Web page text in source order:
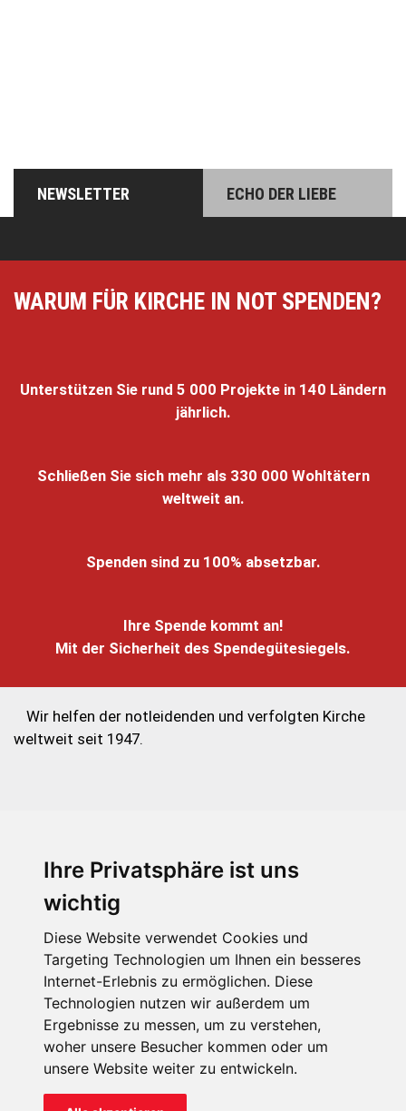
Ihre Privatsphäre ist uns
wichtig
Diese Website verwendet Cookies und
Targeting Technologien um Ihnen ein besseres
Internet-Erlebnis zu ermöglichen. Diese
Technologien nutzen wir außerdem um
Ergebnisse zu messen, um zu verstehen,
woher unsere Besucher kommen oder um
unsere Website weiter zu entwickeln.
NEWSLETTER ECHO DER LIEBE
WARUM FÜR KIRCHE IN NOT SPENDEN?
Unterstützen Sie rund 5 000 Projekte in 140 Ländern
jährlich.
Schließen Sie sich mehr als 330 000 Wohltätern
weltweit an.
Spenden sind zu 100% absetzbar.
Ihre Spende kommt an!
Mit der Sicherheit des Spendegütesiegels.
Wir helfen der notleidenden und verfolgten Kirche
weltweit seit 1947.
KIRCHE IN NOT - Österreich
kin@kircheinnot.at
KIN weltweit